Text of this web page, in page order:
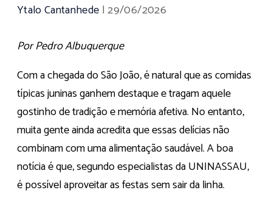
Ytalo Cantanhede |29/06/2026
Por Pedro Albuquerque
Com a chegada do São João, é natural que as comidas
típicas juninas ganhem destaque e tragam aquele
gostinho de tradição e memória afetiva. No entanto,
muita gente ainda acredita que essas delícias não
combinam com uma alimentação saudável. A boa
notícia é que, segundo especialistas da UNINASSAU,
é possível aproveitar as festas sem sair da linha.